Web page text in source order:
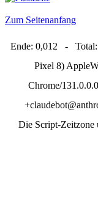
Zum Seitenanfang
Ende: 0,012 -
Pixel 8)
Chrome/
Die Script-Zeitzone